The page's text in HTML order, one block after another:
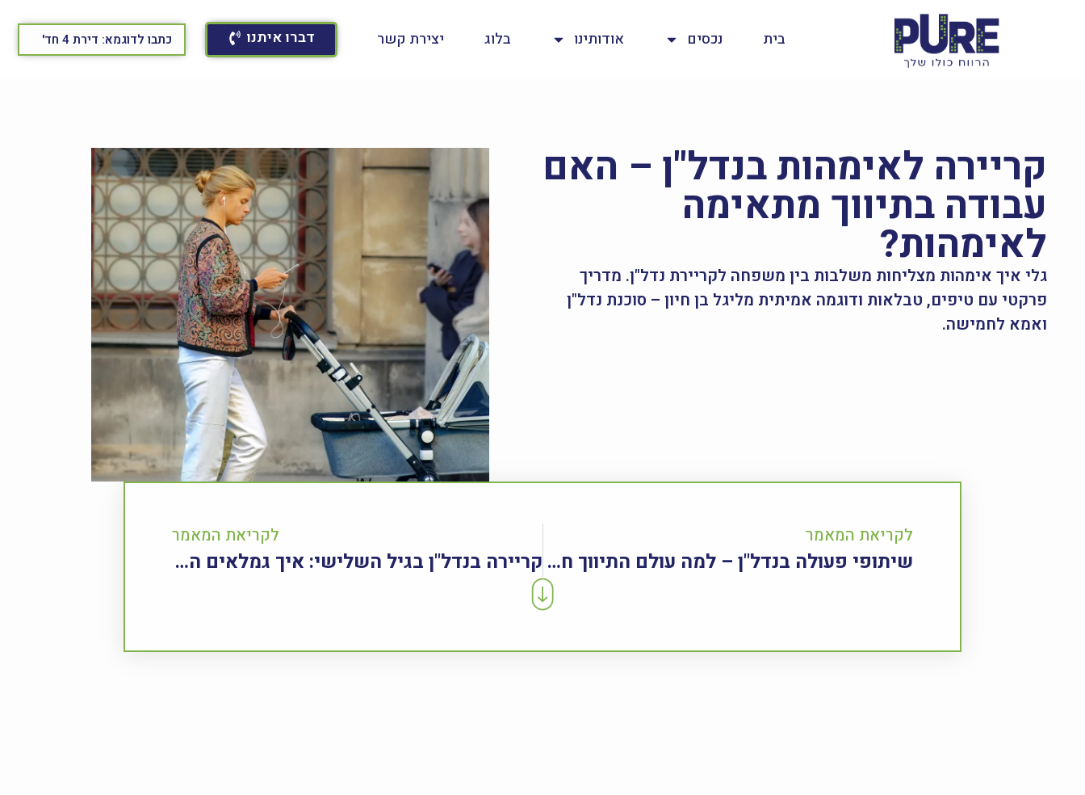
בית נכסים אודותינו בלוג יצירת קשר דברו איתנו
קריירה לאימהות בנדל"ן – האם
עבודה בתיווך מתאימה
לאימהות?
גלי איך אימהות מצליחות משלבות בין משפחה לקריירת נדל"ן. מדריך
פרקטי עם טיפים, טבלאות ודוגמה אמיתית מליגל בן חיון – סוכנת נדל"ן
ואמא לחמישה.
לקריאת המאמר
שיתופי פעולה בנדל"ן – למה עולם התיווך חייב את זה
לקריאת המאמר
קריירה בנדל"ן בגיל השלישי: איך גמלאים הופכים את הניסיון לחיים חדשים של הצלחה